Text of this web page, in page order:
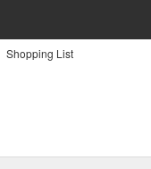
Shopping List